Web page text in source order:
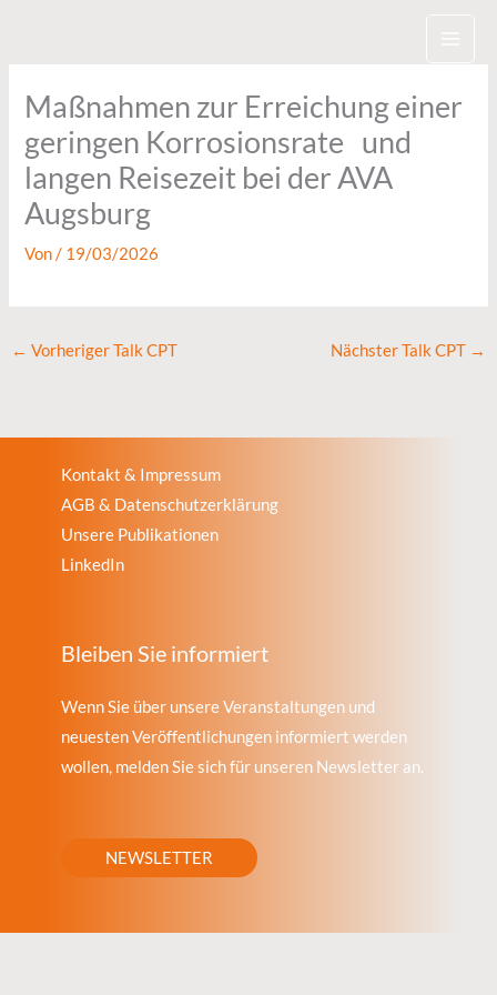
Maßnahmen zur Erreichung einer
geringen Korrosionsrate und
langen Reisezeit bei der AVA
Augsburg
Von/ 19/03/2026
← Vorheriger Talk CPT Nächster Talk CPT →
Kontakt & Impressum
AGB & Datenschutzerklärung
Unsere Publikationen
LinkedIn
Bleiben Sie informiert
Wenn Sie über unsere Veranstaltungen und
neuesten Veröffentlichungen informiert werden
wollen, melden Sie sich für unseren Newsletter an.
NEWSLETTER